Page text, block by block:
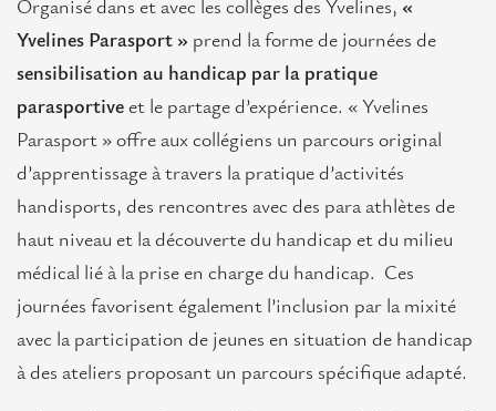
Organisé dans et avec les collèges des Yvelines, «
Yvelines Parasport » prend la forme de journées de
sensibilisation au handicap par la pratique
parasportive et le partage d’expérience. « Yvelines
Parasport » offre aux collégiens un parcours original
d’apprentissage à travers la pratique d’activités
handisports, des rencontres avec des para athlètes de
haut niveau et la découverte du handicap et du milieu
médical lié à la prise en charge du handicap. Ces
journées favorisent également l’inclusion par la mixité
avec la participation de jeunes en situation de handicap
à des ateliers proposant un parcours spécifique adapté.
L'Europe en Île-de-France
Actualités
européens
Positions
franciliennes
Contact